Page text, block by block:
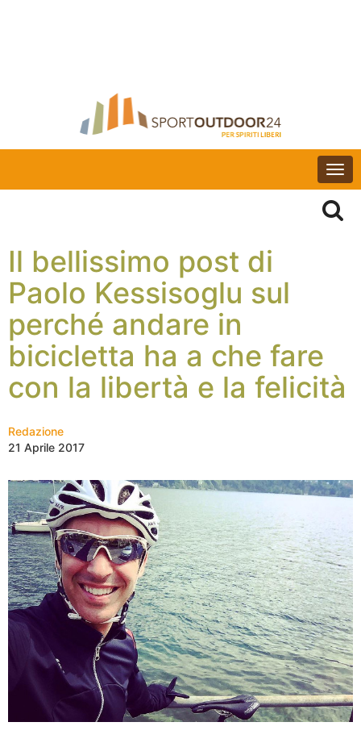
Il bellissimo post di
Paolo Kessisoglu sul
perché andare in
bicicletta ha a che fare
con la libertà e la felicità
Redazione
21 Aprile 2017